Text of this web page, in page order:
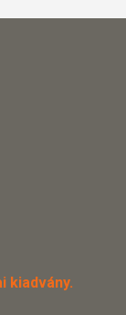
kiadvány.